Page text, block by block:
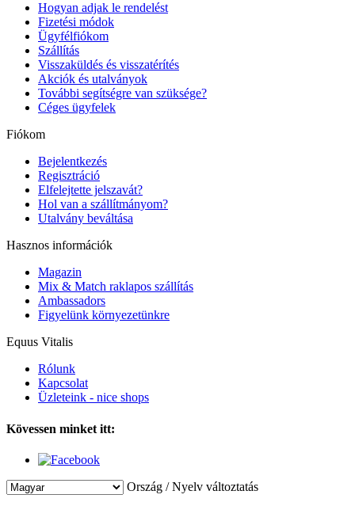
Hogyan adjak le rendelést
Fizetési módok
Ügyfélfiókom
Szállítás
Visszaküldés és visszatérítés
Akciók és utalványok
További segítségre van szüksége?
Céges ügyfelek
Fiókom
Bejelentkezés
Regisztráció
Elfelejtette jelszavát?
Hol van a szállítmányom?
Utalvány beváltása
Hasznos információk
Magazin
Mix & Match raklapos szállítás
Ambassadors
Figyelünk környezetünkre
Equus Vitalis
Rólunk
Kapcsolat
Üzleteink - nice shops
Kövessen minket itt:
Ország / Nyelv változtatás